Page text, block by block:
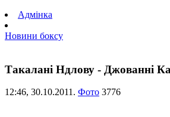
Адмінка
Новини боксу
Такалані Ндлову -
12:46, 30.10.2011. Фото 3776